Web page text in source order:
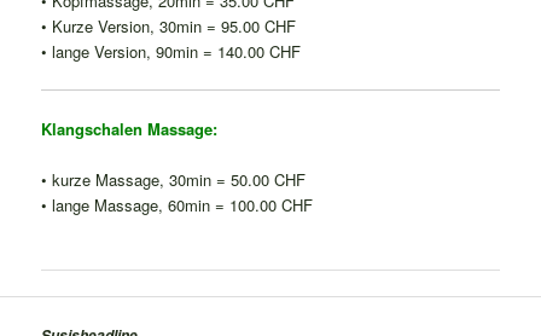
• Kurze Version, 30min = 95.00 CHF
• lange Version, 90min = 140.00 CHF
Klangschalen Massage:
• kurze Massage, 30min = 50.00 CHF
• lange Massage, 60min = 100.00 CHF